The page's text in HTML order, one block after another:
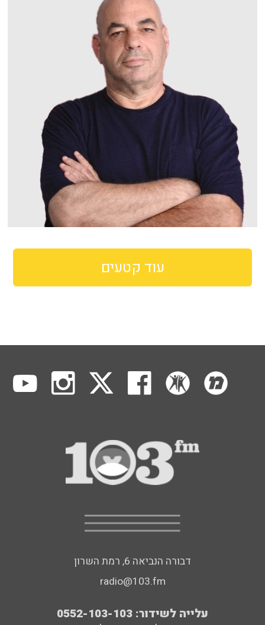
עוד קטעים
דבורה הנביאה 6, רמת השרון
radio@103.fm
עלייה לשידור: 0552-103-103